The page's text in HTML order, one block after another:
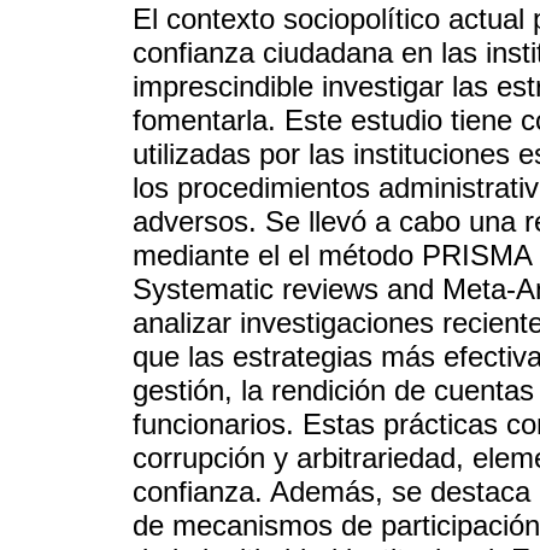
El contexto sociopolítico
confianza ciudadana en las
imprescindible investigar las
fomentarla. Este estudio tiene
utilizadas por las instituciones
los procedimientos
adversos. Se llevó a cabo una
mediante el el método
Systematic reviews and Meta-
analizar investigaciones
que las estrategias más
gestión, la rendición de
funcionarios. Estas prácticas
corrupción y arbitrariedad,
confianza. Además, se
de mecanismos de